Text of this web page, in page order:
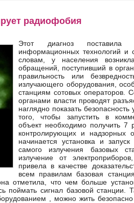
радиофобия
Этот диагноз поставила
информационных технологий и
словам, у населения
обращений, поступивший в
правильность или
излучающего оборудования,
станциям сотовых операторов.
органами власти проводят
наглядно показать
того, чтобы запустить в
объектнеобходимо получить 7
контролирующих и надзорных
начинается установка и
самого излучения базовых
излучение от
привела в качестве
всем правилам базовая
отметила, что чем больше
поймать сигнал базовой станции.
, можно жить